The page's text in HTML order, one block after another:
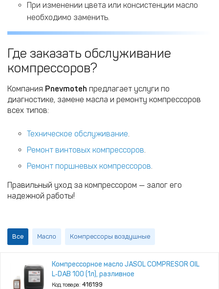
При изменении цвета или консистенции масло
необходимо заменить.
Где заказать обслуживание
компрессоров?
Компания Pnevmoteh предлагает услуги по
диагностике, замене масла и ремонту компрессоров
всех типов:
Техническое обслуживание.
Ремонт винтовых компрессоров.
Ремонт поршневых компрессоров.
Правильный уход за компрессором — залог его
надежной работы!
Все Масло Компрессоры воздушные
Компрессорное масло JASOL COMPRESOR OIL
L‑DAB 100 (1л), разливное
Код товара: 416199